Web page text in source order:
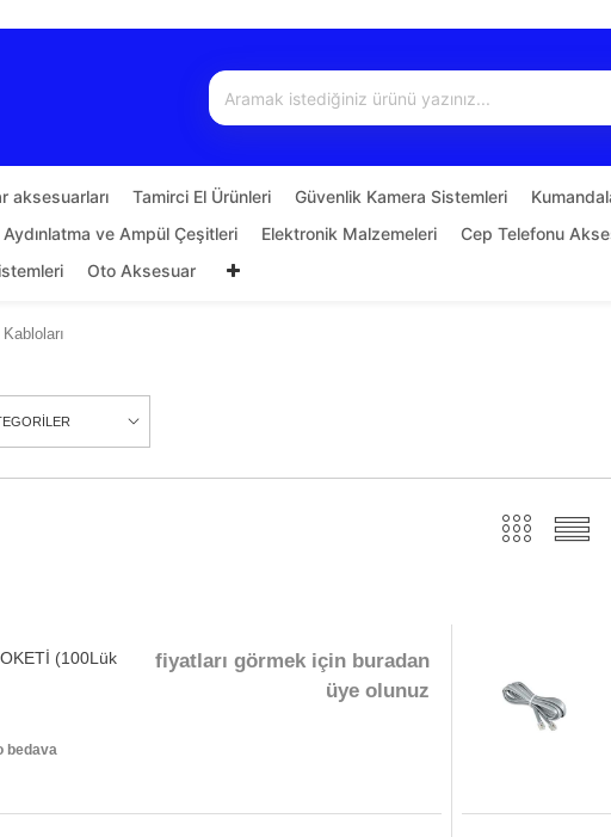
aksesuarları Tamirci El Ürünleri Güvenlik Kamera Sistemleri
Aydınlatma ve Ampül Çeşitleri Elektronik Malzemeleri Cep Telefonu
Oto Aksesuar
(100Lük
bedava
fiyatları görmek için buradan
üye olunuz